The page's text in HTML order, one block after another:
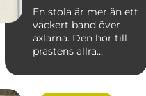
En stola är mer än ett
vackert band över
axlarna. Den hör till
prästens allra